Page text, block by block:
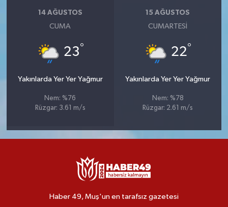
14 AĞUSTOS
CUMA
23°
Yakınlarda Yer Yer Yağmur
Nem: %76
Rüzgar: 3.61 m/s
15 AĞUSTOS
CUMARTESI
22°
Yakınlarda Yer Yer Yağmur
Nem: %78
Rüzgar: 2.61 m/s
Haber 49, Muş'un en tarafsız gazetesi